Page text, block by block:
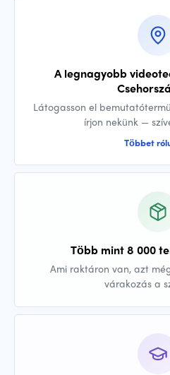
A legnagyobb
Látogasson el
írjon nekünk —
Többet
Több mint 8 000
Ami raktáron van, azt
várakozás a